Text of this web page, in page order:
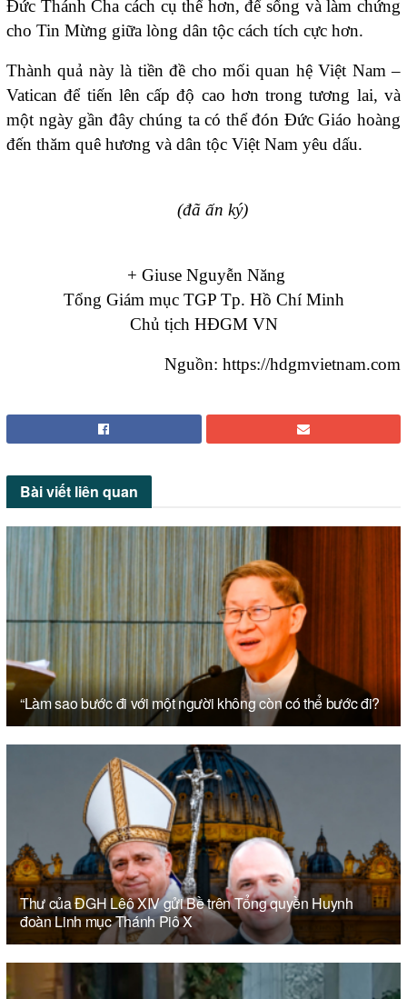
Đức Thánh Cha cách cụ thể hơn, để sống và làm chứng
cho Tin Mừng giữa lòng dân tộc cách tích cực hơn.
Thành quả này là tiền đề cho mối quan hệ Việt Nam –
Vatican để tiến lên cấp độ cao hơn trong tương lai, và
một ngày gần đây chúng ta có thể đón Đức Giáo hoàng
đến thăm quê hương và dân tộc Việt Nam yêu dấu.
(đã ấn ký)
+ Giuse Nguyễn Năng
Tổng Giám mục TGP Tp. Hồ Chí Minh
Chủ tịch HĐGM VN
Nguồn: https://hdgmvietnam.com
Bài viết liên quan
“Làm sao bước đi với một người không còn có thể bước đi?
Thư của ĐGH Lêô XIV gửi Bề trên Tổng quyền Huynh
đoàn Linh mục Thánh Piô X